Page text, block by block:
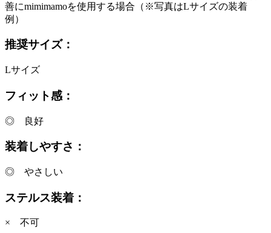
善にmimimamoを使用する場合（※写真はLサイズの装着
例）
推奨サイズ：
Lサイズ
フィット感：
◎ 良好
装着しやすさ：
◎ やさしい
ステルス装着：
× 不可